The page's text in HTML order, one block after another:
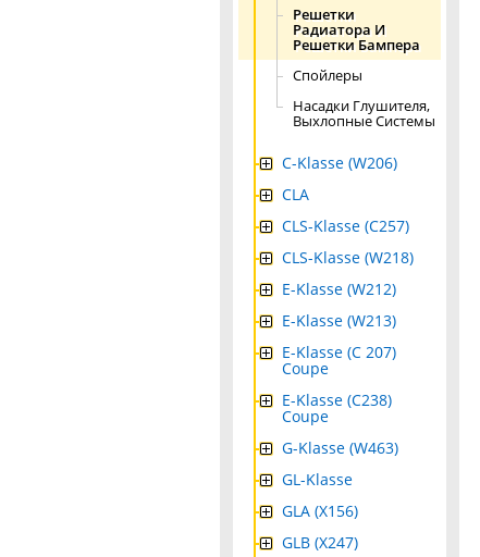
Решетки
Радиатора И
Решетки Бампера
Спойлеры
Насадки Глушителя,
Выхлопные Системы
C-Klasse (W206)
CLA
CLS-Klasse (C257)
CLS-Klasse (W218)
E-Klasse (W212)
E-Klasse (W213)
E-Klasse (C 207)
Coupe
E-Klasse (C238)
Coupe
G-Klasse (W463)
GL-Klasse
GLA (X156)
GLB (X247)